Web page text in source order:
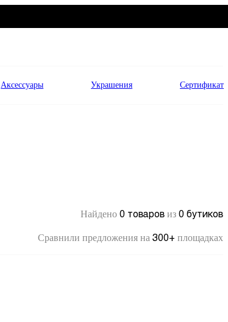
Аксессуары Украшения Сертификат
Найдено 0 товаров из 0 бутиков
Сравнили предложения на 300+ площадках